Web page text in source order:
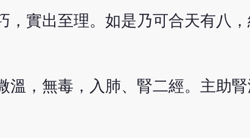
，實出至理。如是乃可合天有八
溫，無毒，入肺、腎二經。主助